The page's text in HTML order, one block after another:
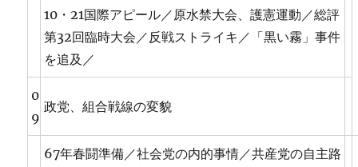
10・21国際アピール／原水禁大会、護憲運動／総評
第32回臨時大会／反戦ストライキ／「黒い霧」事件
を追及／
0
9
政党、組合戦線の変貌
67年春闘準備／社会党の内的事情／共産党の自主路